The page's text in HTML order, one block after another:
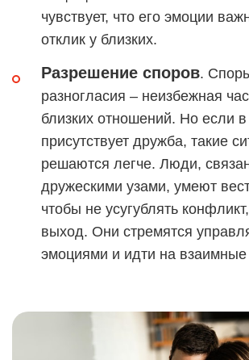
чувствует, что его эмоции
отклик у близких.
Разрешение споров.
разногласия – неизбежная
близких отношений. Но если
присутствует дружба, такие
решаются легче. Люди,
дружескими узами, умеют
чтобы не усугублять
выход. Они стремятся
эмоциями и идти на взаимные